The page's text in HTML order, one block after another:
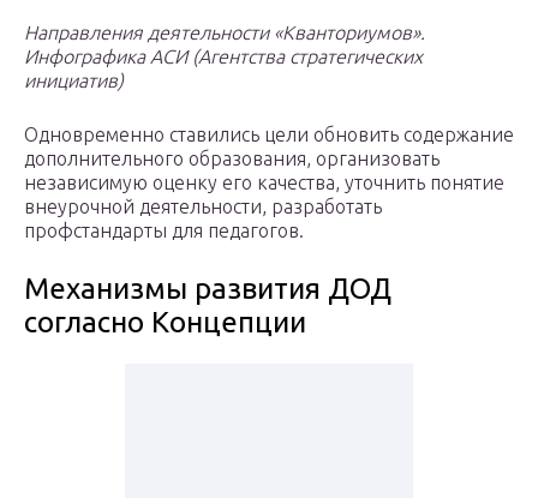
Направления деятельности «Кванториумов».
Инфографика АСИ (Агентства стратегических
инициатив)
Одновременно ставились цели обновить содержание
дополнительного образования, организовать
независимую оценку его качества, уточнить понятие
внеурочной деятельности, разработать
профстандарты для педагогов.
Механизмы развития ДОД
согласно Концепции